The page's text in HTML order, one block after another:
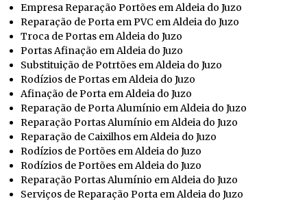
Empresa Reparação Portões em Aldeia do Juzo
Reparação de Porta em PVC em Aldeia do Juzo
Troca de Portas em Aldeia do Juzo
Portas Afinação em Aldeia do Juzo
Substituição de Potrtões em Aldeia do Juzo
Rodízios de Portas em Aldeia do Juzo
Afinação de Porta em Aldeia do Juzo
Reparação de Porta Alumínio em Aldeia do Juzo
Reparação Portas Alumínio em Aldeia do Juzo
Reparação de Caixilhos em Aldeia do Juzo
Rodízios de Portões em Aldeia do Juzo
Rodízios de Portões em Aldeia do Juzo
Reparação Portas Alumínio em Aldeia do Juzo
Serviços de Reparação Porta em Aldeia do Juzo